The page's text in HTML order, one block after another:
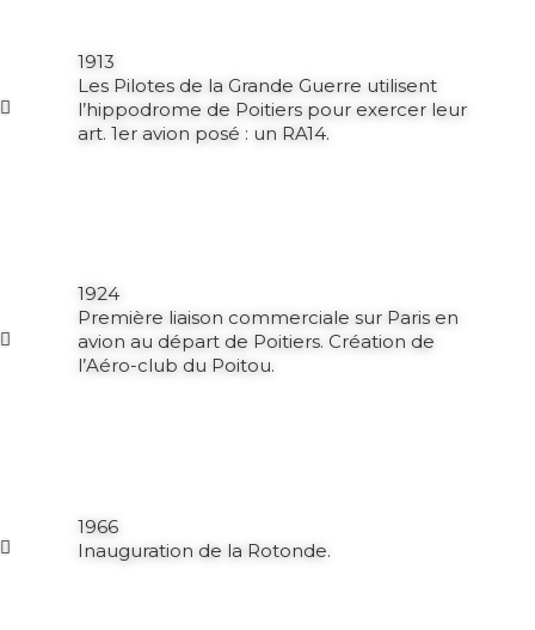
1913
Les Pilotes de la Grande Guerre utilisent
l’hippodrome de Poitiers pour exercer leur
art. 1er avion posé : un RA14.
1924
Première liaison commerciale sur Paris en
avion au départ de Poitiers. Création de
l’Aéro-club du Poitou.
1966
Inauguration de la Rotonde.